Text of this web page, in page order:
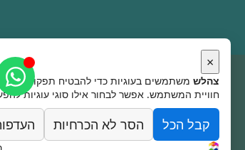
שמרו על
×
צהלש משתמשים בעוגיות כדי להבטיח תפקוד
חוויית המשתמש. אפשר לבחור אילו סוגי עוגיות
קבל הכל הסר לא הכרחיות